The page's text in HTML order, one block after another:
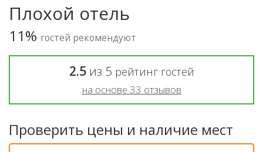
Плохой отель
11% гостей рекомендуют
2.5из 5 рейтинг гостей
на основе 33 отзывов
Проверить цены и наличие мест